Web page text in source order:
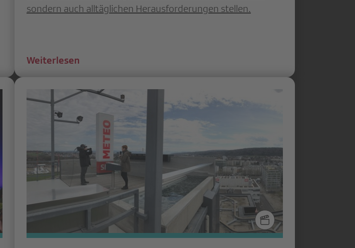
sondern auch alltäglichen Herausforderungen stellen.
Weiterlesen